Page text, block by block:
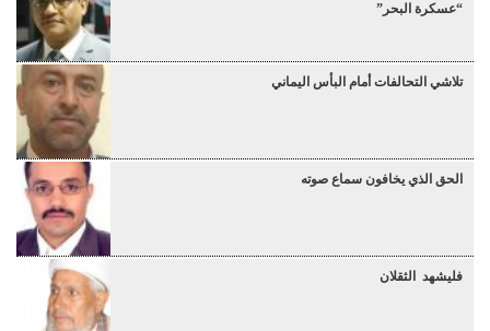
“عسكرة البحر”
تلاشي التحالفات أمام البأس اليماني
الحق الذي يخافون سماع صوته
فليشهد الثقلان